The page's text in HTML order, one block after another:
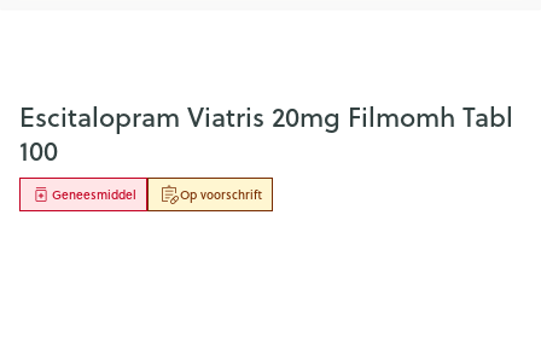
Escitalopram Viatris 20mg Filmomh Tabl
100
Op voorschrift
Geneesmiddel